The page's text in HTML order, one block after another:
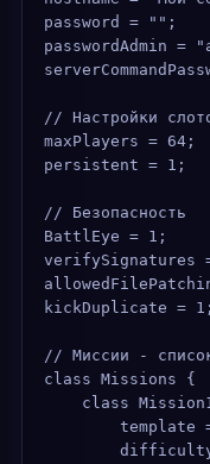
password = "";
passwordAdmin =
// Настройки
maxPlayers = 64;
persistent = 1;
// Безопасность
BattlEye = 1;
verifySignatures
kickDuplicate =
// Миссии -
class Missions {
class
template